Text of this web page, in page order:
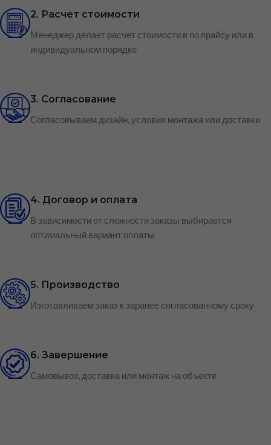
2. Расчет стоимости
Менеджер делает расчет стоимости в по прайсу или в
индивидуальном порядке
3. Согласование
Согласовываем дизайн, условия монтажа или доставки
4. Договор и оплата
В зависимости от сложности заказы выбирается
оптимальный вариант оплаты
5. Производство
Изготавливаем заказ к заранее согласованному сроку
6. Завершение
Самовывоз, доставка или монтаж на объекте